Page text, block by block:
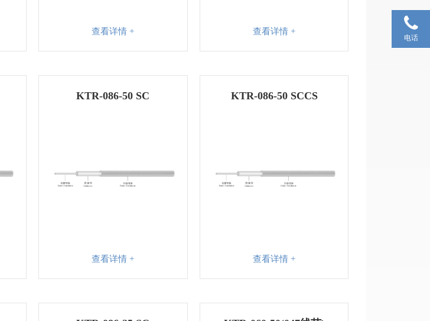
查看详情 + 查看详情 +
KTR-086-50 SC
查看详情 +
KTR-086-50 SCCS
查看详情 +
电话